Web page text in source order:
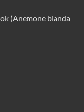
(Anemone blanda